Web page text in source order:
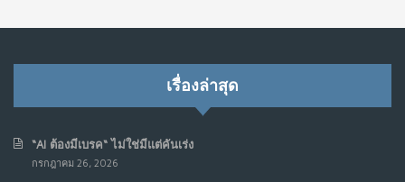
เรื่องล่าสุด
“AI ต้องมีเบรค“ ไม่ใช่มีแต่คันเร่ง
กรกฎาคม 26, 2026